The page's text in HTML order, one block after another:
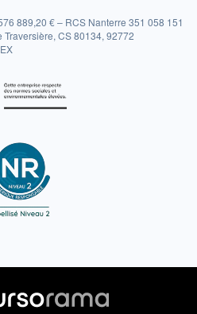
889,20 € – RCS Nanterre 351 058 151
CS 80134, 92772